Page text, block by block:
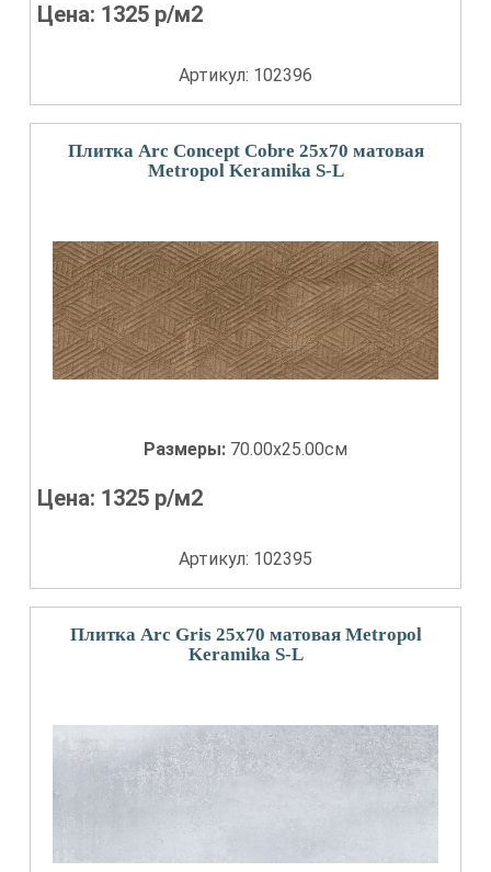
Цена: 1325 р/м2
Артикул: 102396
Плитка Arc Concept Cobre 25х70 матовая
Metropol Keramika S-L
Размеры: 70.00x25.00см
Цена: 1325 р/м2
Артикул: 102395
Плитка Arc Gris 25х70 матовая Metropol
Keramika S-L